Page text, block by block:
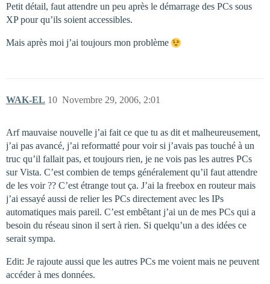
Petit détail, faut attendre un peu après le démarrage des PCs sous
XP pour qu’ils soient accessibles.
Mais après moi j’ai toujours mon problème
WAK-EL Novembre 29, 2006, 2:01
10
Arf mauvaise nouvelle j’ai fait ce que tu as dit et malheureusement,
j’ai pas avancé, j’ai reformatté pour voir si j’avais pas touché à un
truc qu’il fallait pas, et toujours rien, je ne vois pas les autres PCs
sur Vista. C’est combien de temps généralement qu’il faut attendre
de les voir ?? C’est étrange tout ça. J’ai la freebox en routeur mais
j’ai essayé aussi de relier les PCs directement avec les IPs
automatiques mais pareil. C’est embêtant j’ai un de mes PCs qui a
besoin du réseau sinon il sert à rien. Si quelqu’un a des idées ce
serait sympa.
Edit: Je rajoute aussi que les autres PCs me voient mais ne peuvent
accéder à mes données.